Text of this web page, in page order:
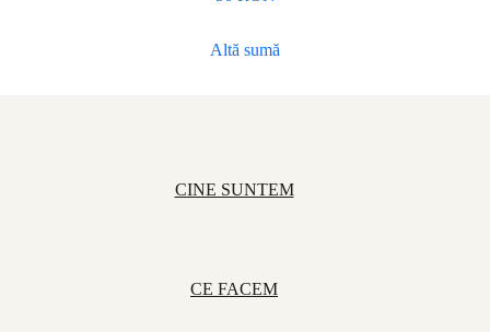
Altă sumă
CINE SUNTEM
CE FACEM